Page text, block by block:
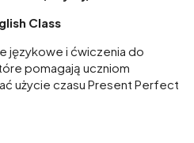
Class
językowe i ćwiczenia do
pomagają uczniom
użycie czasu Present Perfect